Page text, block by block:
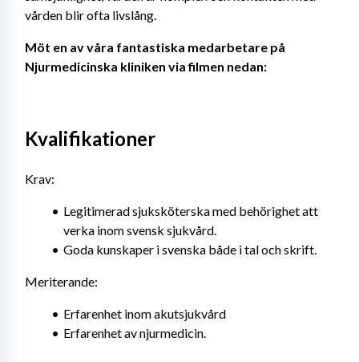
vården blir ofta livslång.
Möt en av våra fantastiska medarbetare på
Njurmedicinska kliniken via filmen nedan:
Kvalifikationer
Krav:
Legitimerad sjuksköterska med behörighet att
verka inom svensk sjukvård.
Goda kunskaper i svenska både i tal och skrift.
Meriterande:
Erfarenhet inom akutsjukvård
Erfarenhet av njurmedicin.